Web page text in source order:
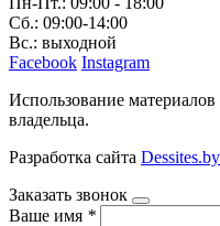
Сб.: 09:00-14:00
Вс.: выходной
Facebook Instagram
Использование материалов
владельца.
Разработка сайта Dessites.by
Заказать звонок
Ваше имя *